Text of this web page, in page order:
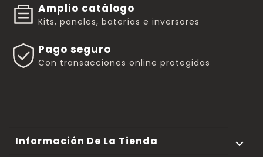
Amplio catálogo
Kits, paneles, baterías e inversores
Pago seguro
Con transacciones online protegidas
Información De La Tienda 